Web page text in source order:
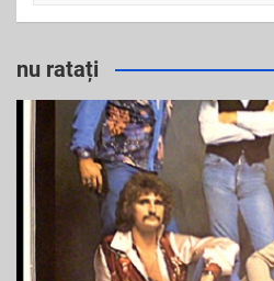
a
c
nu ratați